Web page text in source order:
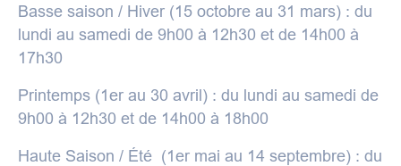
Basse saison / Hiver (15 octobre au 31 mars) : du
lundi au samedi de 9h00 à 12h30 et de 14h00 à
17h30
Printemps (1er au 30 avril) : du lundi au samedi de
9h00 à 12h30 et de 14h00 à 18h00
Haute Saison / Été (1er mai au 14 septembre) : du